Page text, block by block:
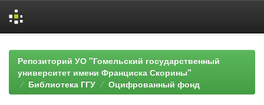
navigationРепозиторий УО "Гомельский государственный
университет имени Франциска Скорины"
Библиотека ГГУ
Оцифрованный фонд